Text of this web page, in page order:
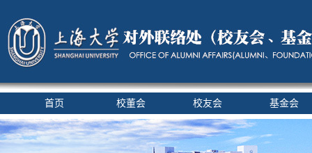
首页 校董会 校友会 基金会